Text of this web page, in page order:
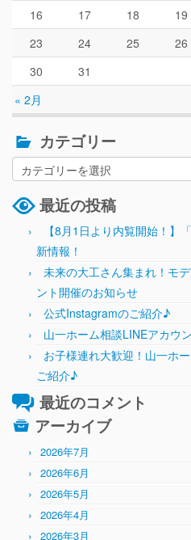
« 2月
16
17 18 19
23
24 25 26
30
31
カテゴリー
最近の投稿
【8月1日より内覧開始！】
新情報！
未来の大工さん集まれ！モ
ント開催のお知らせ
公式Instagramのご紹介♪
山一ホーム相談LINEアカウ
お子様連れ大歓迎！山一ホ
ご紹介♪
最近のコメント
アーカイブ
2026年7月
2026年6月
2026年5月
2026年4月
2026年3月